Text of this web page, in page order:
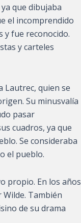
que dibujaba
el incomprendido
y fue reconocido.
y carteles
Lautrec, quien se
Su minusvalía
pasar
cuadros, ya que
Se consideraba
el pueblo.
propio. En los años
También
de su drama